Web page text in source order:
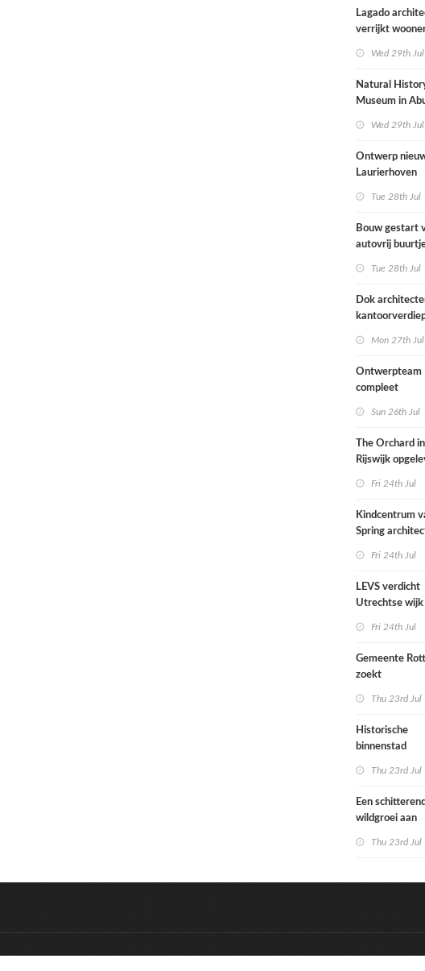
buitenruimte
hart van dorp
Lagado
verrijkt
huis
Wed 29th Jul
Natural
Museum in
Wed 29th Jul
Ontwerp
Laurierhoven
Tue 28th Jul
Bouw gestart
autovrij
Tue 28th Jul
Dok
hernieuwd in
Mon 27th Jul
Ontwerpteam
compleet
Sun 26th Jul
The Orchard in
Rijswijk
Fri 24th Jul
Kindcentrum
Spring
Fri 24th Jul
LEVS verdicht
Utrechtse wijk
Fri 24th Jul
Gemeente
zoekt
doorrekenen
CO2-
Thu 23rd Jul
Historische
binnenstad
werelderfgoed
Thu 23rd Jul
Een
wildgroei aan
Thu 23rd Jul